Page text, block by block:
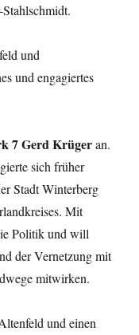
und
und engagiertes
7 Gerd Krügeran.
sich früher
Stadt Winterberg
Mit
Politik und will
der Vernetzung mit
mitwirken.
und einen